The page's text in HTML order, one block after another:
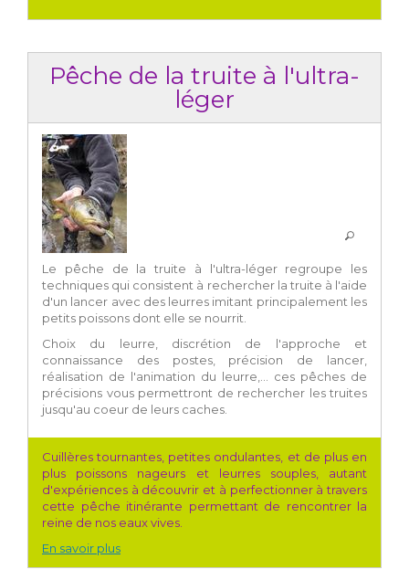
Pêche de la truite à l'ultra-
léger
Le pêche de la truite à l'ultra-léger regroupe les
techniques qui consistent à rechercher la truite à l'aide
d'un lancer avec des leurres imitant principalement les
petits poissons dont elle se nourrit.
Choix du leurre, discrétion de l'approche et
connaissance des postes, précision de lancer,
réalisation de l'animation du leurre,... ces pêches de
précisions vous permettront de rechercher les truites
jusqu'au coeur de leurs caches.
Cuillères tournantes, petites ondulantes, et de plus en
plus poissons nageurs et leurres souples, autant
d'expériences à découvrir et à perfectionner à travers
cette pêche itinérante permettant de rencontrer la
reine de nos eaux vives.
En savoir plus